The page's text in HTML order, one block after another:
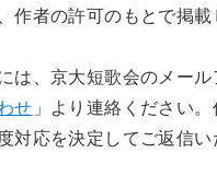
作者の許可のもとで掲載
は、京大短歌会のメール
せ 」より連絡ください
対応を決定してご返信い